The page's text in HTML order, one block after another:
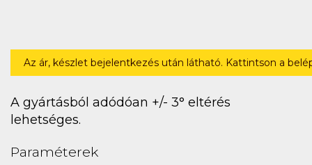
Az ár, készlet bejelentkezés után látható. Kattintson a
A gyártásból adódóan +/- 3° eltérés
lehetséges.
Paraméterek